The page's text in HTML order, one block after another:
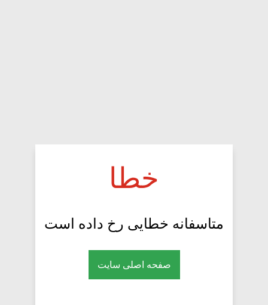
خطا
متاسفانه خطایی رخ داده است
صفحه اصلی سایت